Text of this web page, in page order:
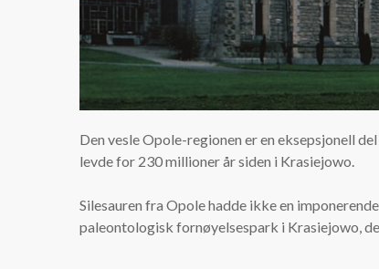
Den vesle Opole-regionen er en eksepsjonell
levde for 230 millioner år siden i Krasiejowo.
Silesauren fra Opole hadde ikke en
paleontologisk fornøyelsespark i Krasiejowo,